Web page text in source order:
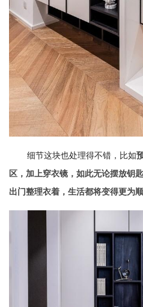
细节这块也处理得不错，比如
区，加上穿衣镜，如此无论摆放钥
出门整理衣着，生活都将变得更为